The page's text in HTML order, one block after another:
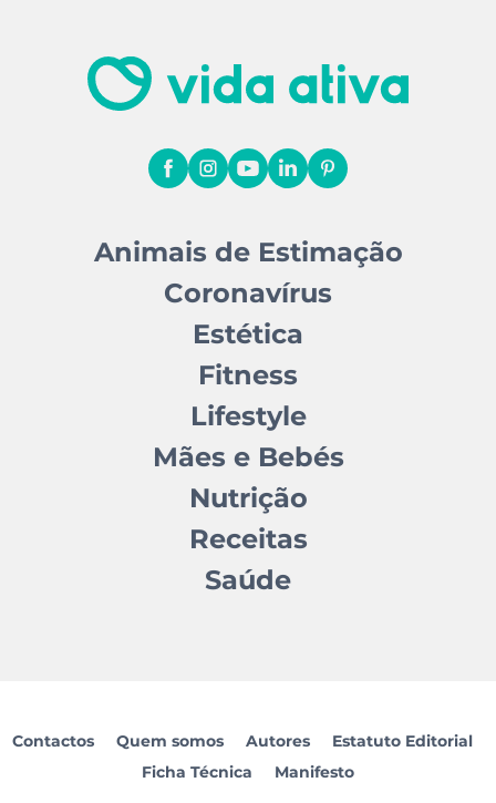
Animais de Estimação
Coronavírus
Estética
Fitness
Lifestyle
Mães e Bebés
Nutrição
Receitas
Saúde
Contactos Quem somos Autores
Estatuto Editorial
Ficha Técnica
Manifesto